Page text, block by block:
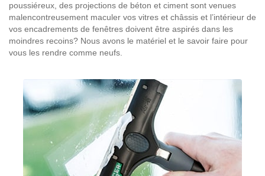
poussiéreux, des projections de béton et ciment sont venues
malencontreusement maculer vos vitres et châssis et l’intérieur de
vos encadrements de fenêtres doivent être aspirés dans les
moindres recoins? Nous avons le matériel et le savoir faire pour
vous les rendre comme neufs.